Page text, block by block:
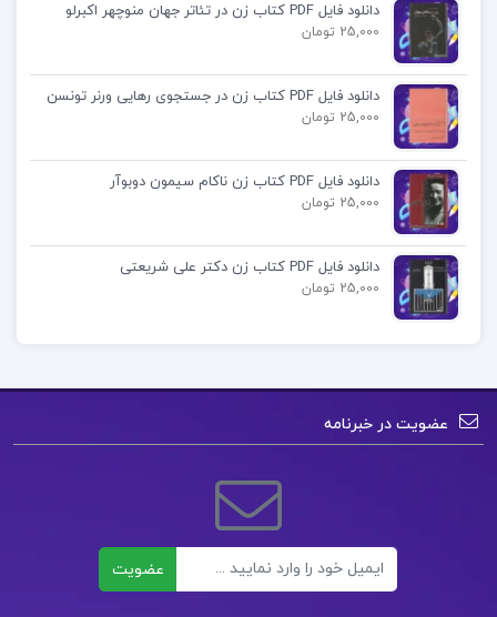
دانلود فایل PDF کتاب زن در تئاتر جهان منوچهر اکبرلو
25,000 تومان
دانلود فایل PDF کتاب زن در جستجوی رهایی ورنر تونسن
25,000 تومان
دانلود فایل PDF کتاب زن ناکام سیمون دوبوآر
25,000 تومان
دانلود فایل PDF کتاب زن دکتر علی شریعتی
25,000 تومان
عضویت در خبرنامه
عضویت